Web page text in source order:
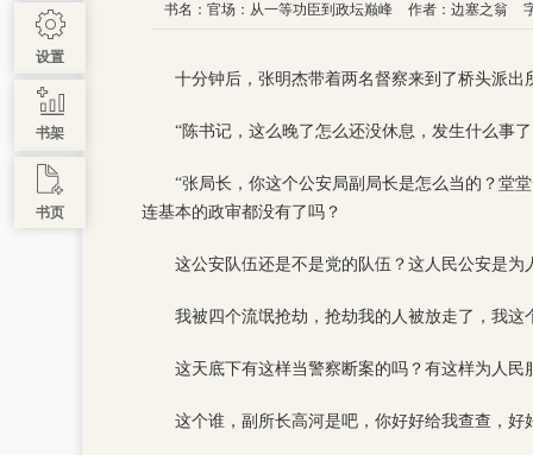
设置
书架
书页
书名： 官场：从一等功臣到政坛巅峰 作者： 边塞之翁
十分钟后，张明杰带着两名督察来到了桥头派出
“陈书记，这么晚了怎么还没休息，发生什么事了
“张局长，你这个公安局副局长是怎么当的？堂
连基本的政审都没有了吗？
这公安队伍还是不是党的队伍？这人民公安是
我被四个流氓抢劫，抢劫我的人被放走了，我
这天底下有这样当警察断案的吗？有这样为人民
这个谁，副所长高河是吧，你好好给我查查，